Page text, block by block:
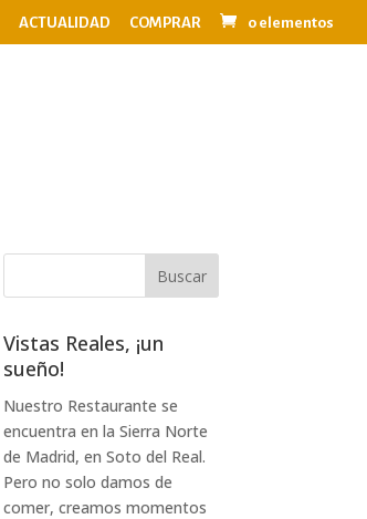
ACTUALIDAD COMPRAR 0 elementos
Vistas Reales, ¡un
sueño!
Nuestro Restaurante se
encuentra en la Sierra Norte
de Madrid, en Soto del Real.
Pero no solo damos de
comer, creamos momentos